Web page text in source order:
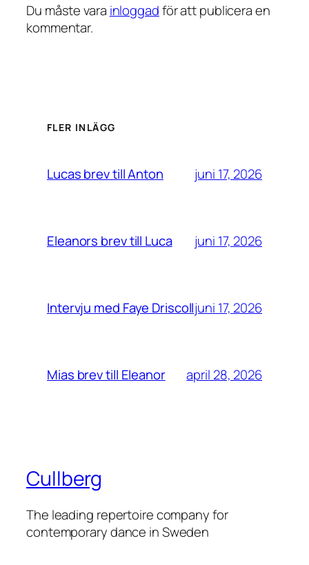
Du måste vara inloggadför att publicera en
kommentar.
FLER INLÄGG
Lucas brev till Anton juni 17, 2026
Eleanors brev till Luca juni 17, 2026
Intervju med Faye Driscolljuni 17, 2026
Mias brev till Eleanor april 28, 2026
Cullberg
The leading repertoire company for
contemporary dance in Sweden